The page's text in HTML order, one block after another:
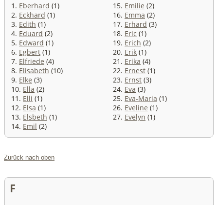
1. Eberhard (1)
2. Eckhard (1)
3. Edith (1)
4. Eduard (2)
5. Edward (1)
6. Egbert (1)
7. Elfriede (4)
8. Elisabeth (10)
9. Elke (3)
10. Ella (2)
11. Elli (1)
12. Elsa (1)
13. Elsbeth (1)
14. Emil (2)
15. Emilie (2)
16. Emma (2)
17. Erhard (3)
18. Eric (1)
19. Erich (2)
20. Erik (1)
21. Erika (4)
22. Ernest (1)
23. Ernst (3)
24. Eva (3)
25. Eva-Maria (1)
26. Eveline (1)
27. Evelyn (1)
Zurück nach oben
F